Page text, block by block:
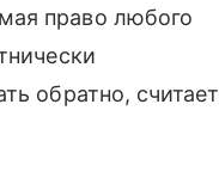
право любого
обратно, считает